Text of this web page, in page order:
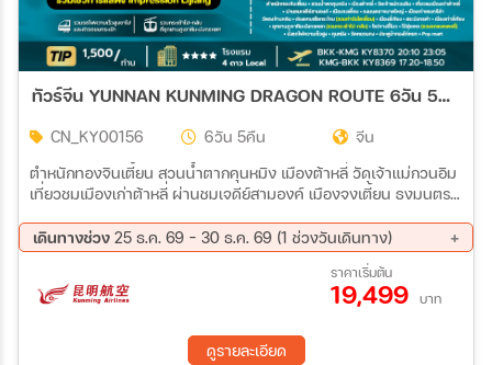
ทัวร์จีน YUNNAN KUNMING DRAGON ROUTE 6วัน 5คืน (KY)
CN_KY00156 6วัน 5คืน
จีน
ตำหนักทองจินเตี้ยน สวนน้ำตากคุนหมิง เมืองต้าหลี่ วัดเจ้าแม่กวนอิม
เที่ยวชมเมืองเก่าต้าหลี่ ผ่านชมเจดีย์สามองค์ เมืองจงเตี้ยน ธงมนตรา
(รวมค่าบันไดเลื่อน) เมืองลี่เจียง สระมังกรดำ เมืองเก่าลี่เจียง อุทยาน
ภูเขาหิมะมังกรหยก (รวมกระเช้าไป-กลับ) โชว์จางอี้โหมว ไป๋สุ่ยเหอ
(รวมรถแบตเตอรี่) นั่งรถไฟความเร็วสูง คุนหมิง วัดหยวนทง ประตูม้า
ทองไก่หยก Pop Mart
เดินทางช่วง 25 ธ.ค. 69 - 30 ธ.ค. 69 (1 ช่วงวันเดินทาง)
ราคาเริ่มต้น
19,499 บาท
ดูรายละเอียด